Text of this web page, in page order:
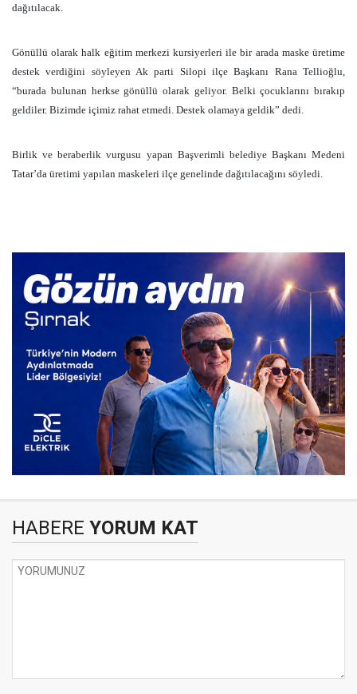
dağıtılacak.
Gönüllü olarak halk eğitim merkezi kursiyerleri ile bir arada maske üretime
destek verdiğini söyleyen Ak parti Silopi ilçe Başkanı Rana Tellioğlu,
“burada bulunan herkse gönüllü olarak geliyor. Belki çocuklarını bırakıp
geldiler. Bizimde içimiz rahat etmedi. Destek olamaya geldik” dedi.
Birlik ve beraberlik vurgusu yapan Başverimli belediye Başkanı Medeni
Tatar’da üretimi yapılan maskeleri ilçe genelinde dağıtılacağını söyledi.
HABERE YORUM KAT